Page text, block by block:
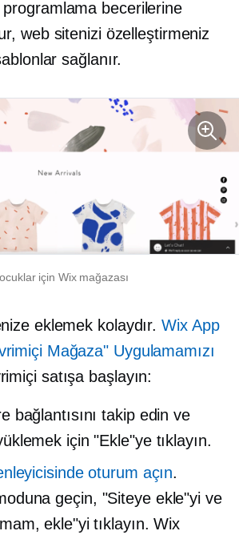
becerilerine
web sitenizi özelleştirmeniz
sağlanır.
için Wix mağazası
eklemek kolaydır.Wix App
Mağaza" Uygulamamızı
satışa başlayın:
bağlantısını takip edin ve
için "Ekle"ye tıklayın.
oturum açın.
geçin, "Siteye ekle"yi ve
ekle"yi tıklayın. Wix